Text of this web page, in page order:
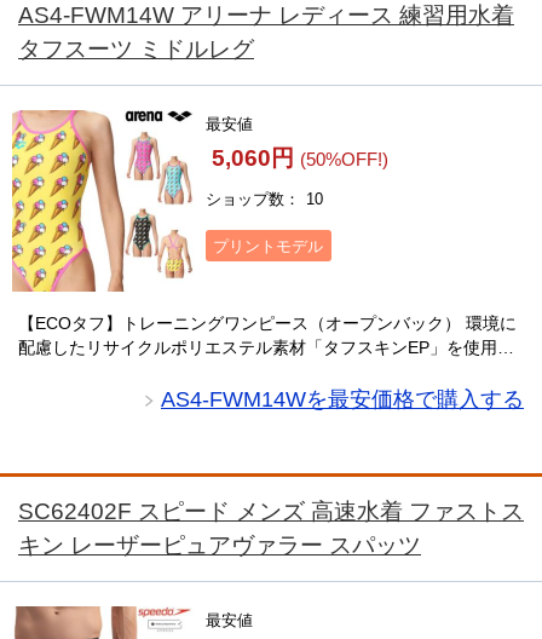
AS4-FWM14W アリーナ レディース 練習用水着
タフスーツ ミドルレグ
最安値
5,060円 (50%OFF!)
ショップ数 10
プリントモデル
【ECOタフ】トレーニングワンピース（オープンバック） 環境に
配慮したリサイクルポリエステル素材「タフスキンEP」を使用し
が隠れているユニークなデザインが特・・・
AS4-FWM14Wを最安価格で購入する
SC62402F スピード メンズ 高速水着 ファストス
キン レーザーピュアヴァラー スパッツ
最安値